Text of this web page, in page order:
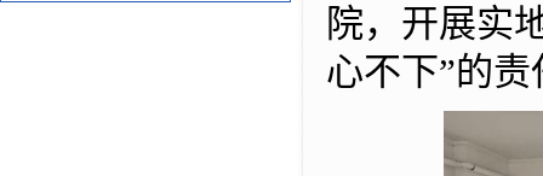
院，开展实
心不下”的